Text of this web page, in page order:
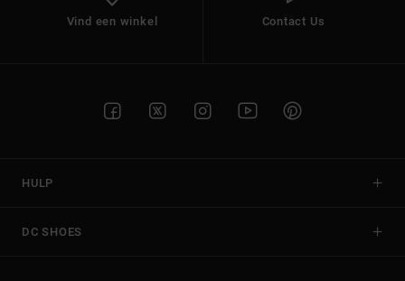
Vind een winkel Contact Us
HULP
DC SHOES